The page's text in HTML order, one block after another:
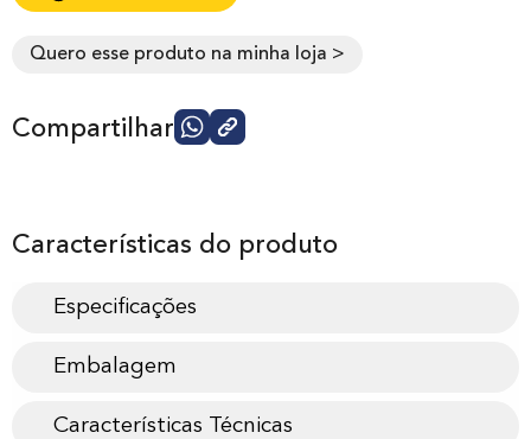
Quero esse produto na minha loja >
Compartilhar
Características do produto
Especificações
Embalagem
Características Técnicas